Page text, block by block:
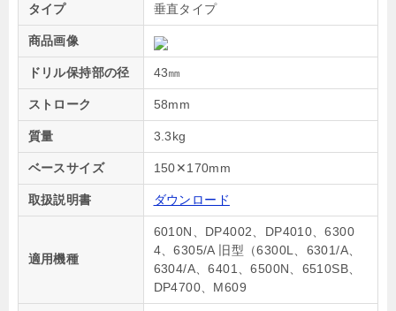
タイプ 垂直タイプ
商品画像
ドリル保持部の径 43㎜
ストローク 58mm
質量 3.3kg
ベースサイズ 150✕170mm
取扱説明書 ダウンロード
適用機種
6010N、DP4002、DP4010、6300
4、6305/A 旧型（6300L、6301/A、
6304/A、6401、6500N、6510SB、
DP4700、M609